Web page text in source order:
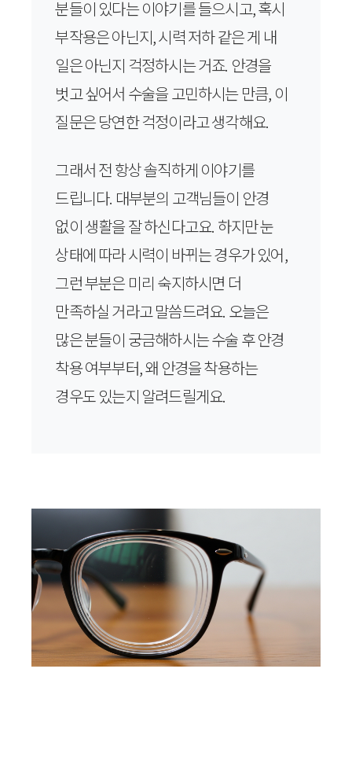
분들이 있다는 이야기를 들으시고, 혹시
부작용은 아닌지, 시력 저하 같은 게 내
일은 아닌지 걱정하시는 거죠. 안경을
벗고 싶어서 수술을 고민하시는 만큼, 이
질문은 당연한 걱정이라고 생각해요.
그래서 전 항상 솔직하게 이야기를
드립니다. 대부분의 고객님들이 안경
없이 생활을 잘 하신다고요. 하지만 눈
상태에 따라 시력이 바뀌는 경우가 있어,
그런 부분은 미리 숙지하시면 더
만족하실 거라고 말씀드려요. 오늘은
많은 분들이 궁금해하시는 수술 후 안경
착용 여부부터, 왜 안경을 착용하는
경우도 있는지 알려드릴게요.